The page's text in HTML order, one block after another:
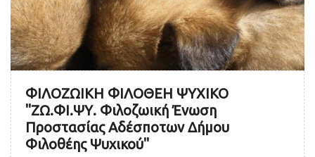
ΦΙΛΟΖΩΙΚΗ ΦΙΛΟΘΕΗ ΨΥΧΙΚΟ
"ΖΩ.ΦΙ.ΨΥ. Φιλοζωική Ένωση
Προστασίας Αδέσποτων Δήμου
Φιλοθέης Ψυχικού"